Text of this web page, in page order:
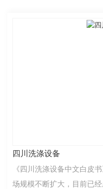
四川洗涤设备
《四川洗涤设备中文白皮
场规模不断扩大，目前已